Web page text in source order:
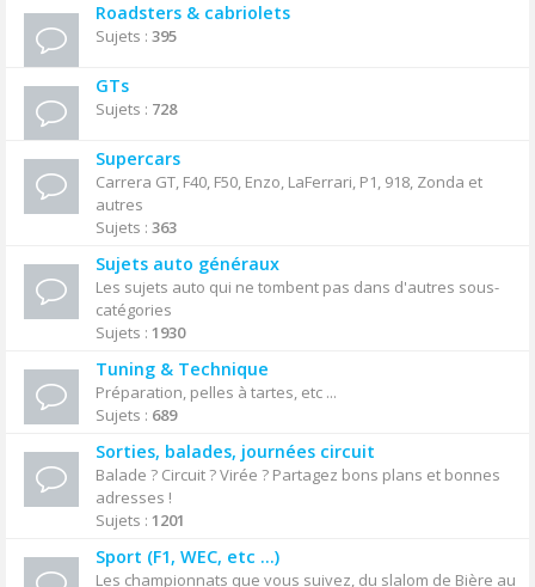
Roadsters & cabriolets
Sujets : 395
GTs
Sujets : 728
Supercars
Carrera GT, F40, F50, Enzo, LaFerrari, P1, 918, Zonda et
autres
Sujets : 363
Sujets auto généraux
Les sujets auto qui ne tombent pas dans d'autres sous-
catégories
Sujets : 1930
Tuning & Technique
Préparation, pelles à tartes, etc ...
Sujets : 689
Sorties, balades, journées circuit
Balade ? Circuit ? Virée ? Partagez bons plans et bonnes
adresses !
Sujets : 1201
Sport (F1, WEC, etc ...)
Les championnats que vous suivez, du slalom de Bière au